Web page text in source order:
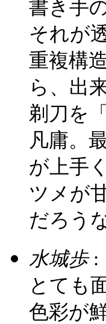
書き手
それが
重複構
ら、出
剃刀を
凡庸。
が上手
ツメが
だろう
水城歩:
とても
色彩が